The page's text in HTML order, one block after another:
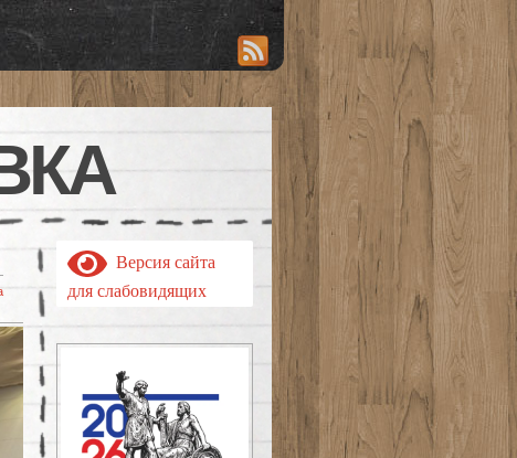
Версия сайта
для слабовидящих